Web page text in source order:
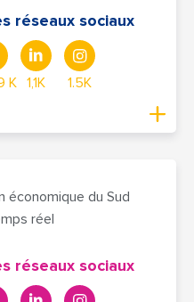
réseaux sociaux
K 1,1K 1.5K
économique du Sud
réel
réseaux sociaux